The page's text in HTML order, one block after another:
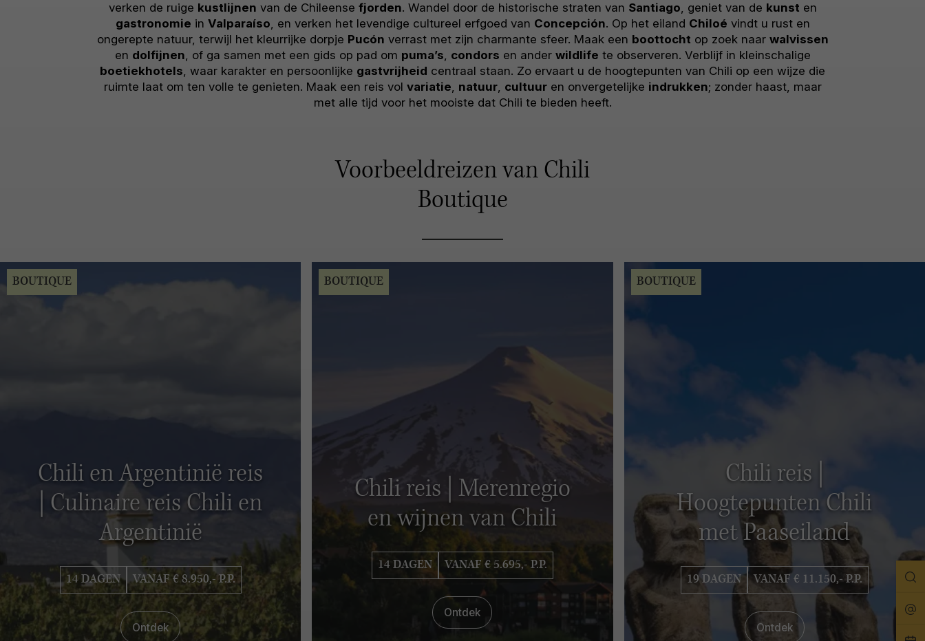
verken de ruige kustlijnen van de Chileense fjorden. Wandel door de historische straten van Santiago, geniet van de kunst en
gastronomie in Valparaíso, en verken het levendige cultureel erfgoed van Concepción. Op het eiland Chiloé vindt u rust en
ongerepte natuur, terwijl het kleurrijke dorpje Pucón verrast met zijn charmante sfeer. Maak een boottocht op zoek naar walvissen
en dolfijnen, of ga samen met een gids op pad om puma’s, condors en ander wildlife te observeren. Verblijf in kleinschalige
boetiekhotels, waar karakter en persoonlijke gastvrijheid centraal staan. Zo ervaart u de hoogtepunten van Chili op een wijze die
ruimte laat om ten volle te genieten. Maak een reis vol variatie, natuur, cultuuren onvergetelijke indrukken; zonder haast, maar
met alle tijd voor het mooiste dat Chili te bieden heeft.
Voorbeeldreizen van Chili
Boutique
Chili en Argentinië reis
| Culinaire reis Chili en
Argentinië
14 DAGEN VANAF € 8.950,- P.P.
Ontdek
BOUTIQUE
Chili reis | Merenregio
en wijnen van Chili
14 DAGEN VANAF € 5.695,- P.P.
Ontdek
BOUTIQUE
Chili reis |
Hoogtepunten Chili
met Paaseiland
19 DAGEN VANAF € 11.150,- P.P.
Ontdek
BOUTIQUE